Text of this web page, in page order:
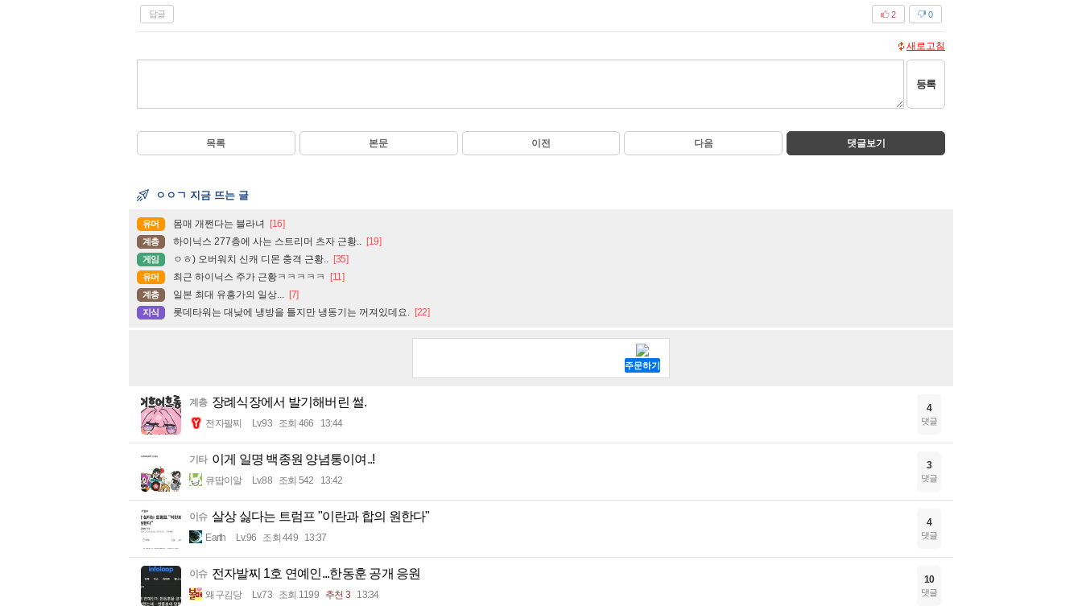
답글 0
2
새로고침
등록
목록 본문 이전 다음 댓글보기
ㅇㅇㄱ 지금 뜨는 글
유머 몸매 개쩐다는 블라녀 [16]
계층 하이닉스 277층에 사는 스트리머 츠자 근황.. [19]
게임 ㅇㅎ) 오버워치 신캐 디몬 충격 근황.. [35]
유머 최근 하이닉스 주가 근황ㅋㅋㅋㅋㅋ [11]
계층 일본 최대 유흥가의 일상... [7]
지식 롯데타워는 대낮에 냉방을 틀지만 냉동기는 꺼져있데요. [22]
계층 장례식장에서 발기해버린 썰.
전자팔찌 Lv.93 조회 466 13:44
4
댓글
기타 이게 일명 백종원 양념통이여..!
큐땁이알 Lv.88 조회 542 13:42
3
댓글
이슈 살상 싫다는 트럼프 "이란과 합의 원한다"
Earth Lv.96 조회 449 13:37
4
댓글
이슈 전자발찌 1호 연예인...한동훈 공개 응원
왜구김당 Lv.73 조회 1199 추천 3 13:34
10
댓글